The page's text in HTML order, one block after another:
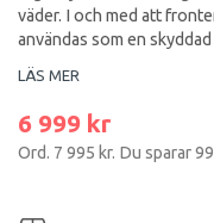
väder. I och med att
användas som en
LÄS MER
6 999 kr
Ord. 7 995 kr. Du sparar